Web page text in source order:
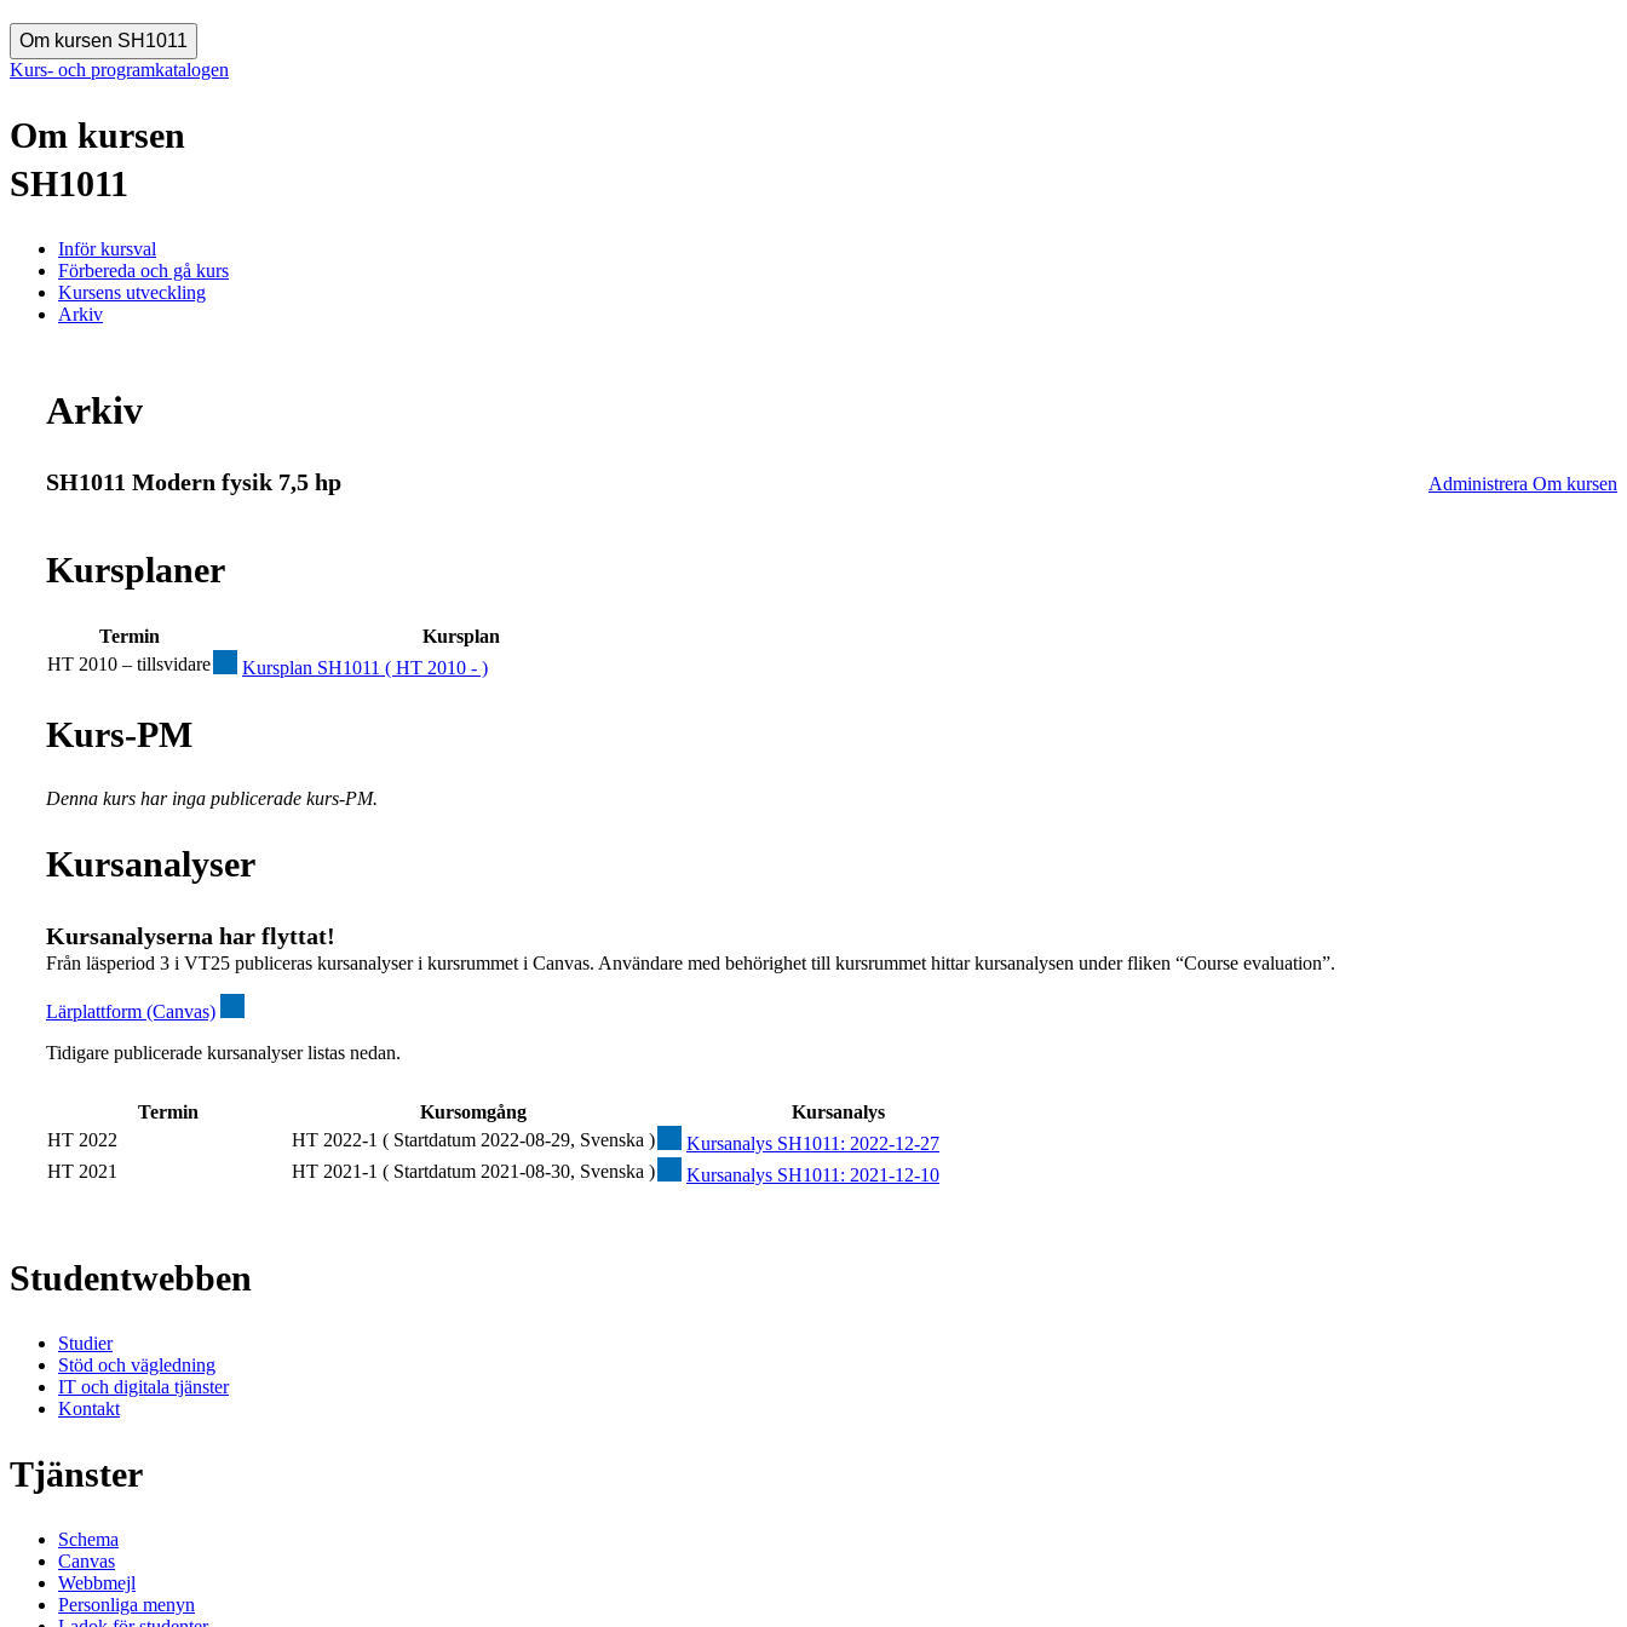
Om kursen SH1011
Kurs- och programkatalogen
Om kursen
SH1011
Inför kursval
Förbereda och gå kurs
Kursens utveckling
Arkiv
Arkiv
SH1011 Modern fysik 7,5 hp Administrera Om kursen
Kursplaner
Termin
Kursplan
HT 2010 – tillsvidare
Kursplan SH1011 ( HT 2010 - )
Kurs-PM
Denna kurs har inga publicerade kurs-PM.
Kursanalyser
Kursanalyserna har flyttat!
Från läsperiod 3 i VT25 publiceras kursanalyser i kursrummet i Canvas. Användare med behörighet till kursrummet hittar kursanalysen under fliken “Course evaluation”.
Lärplattform (Canvas)
Tidigare publicerade kursanalyser listas nedan.
Termin Kursomgång
Kursanalys
HT 2022
HT 2022-1 ( Startdatum 2022-08-29, Svenska )
Kursanalys SH1011: 2022-12-27
HT 2021
HT 2021-1 ( Startdatum 2021-08-30, Svenska ) Kursanalys SH1011: 2021-12-10
Studentwebben
Studier
Stöd och vägledning
IT och digitala tjänster
Kontakt
Tjänster
Schema
Canvas
Webbmejl
Personliga menyn